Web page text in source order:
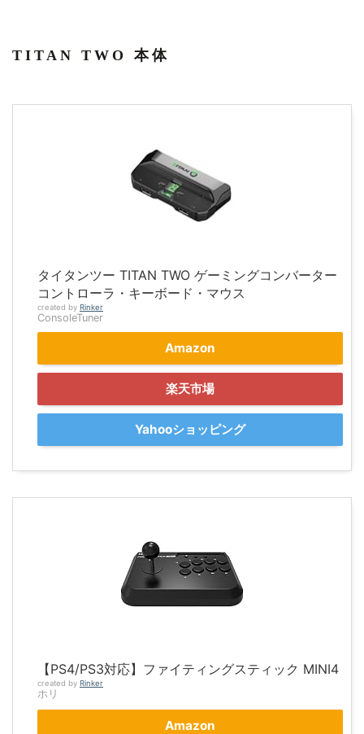
TITAN TWO 本体
タイタンツー TITAN TWO ゲーミングコンバーター
コントローラ・キーボード・マウス
created by Rinker
ConsoleTuner
Amazon
楽天市場
Yahooショッピング
【PS4/PS3対応】ファイティングスティック MINI4
created by Rinker
ホリ
Amazon